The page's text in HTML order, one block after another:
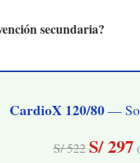
secundaria?
CardioX 120/80—
S/ 522 S/ 297